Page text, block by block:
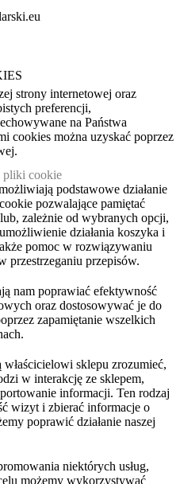
strony internetowej oraz
preferencji,
na Państwa
cookies można uzyskać poprzez
pliki cookie
podstawowe działanie
pozwalające pamiętać
zależnie od wybranych opcji,
działania koszyka i
pomoc w rozwiązywaniu
przestrzeganiu przepisów.
nam poprawiać efektywność
oraz dostosowywać je do
zapamiętanie wszelkich
sklepu zrozumieć,
w interakcję ze sklepem,
informacji. Ten rodzaj
wizyt i zbierać informacje o
poprawić działanie naszej
niektórych usług,
możemy wykorzystywać